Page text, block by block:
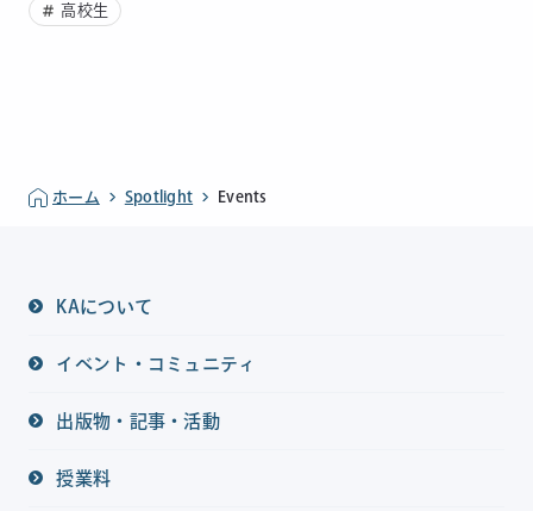
高校生
ホーム Spotlight Events
KAについて
イベント・コミュニティ
出版物・記事・活動
授業料